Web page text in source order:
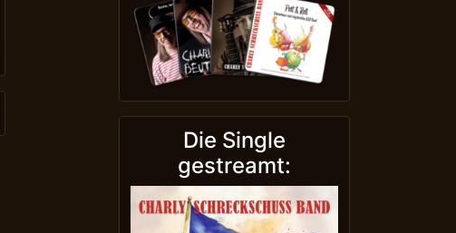
Die Single
gestreamt: